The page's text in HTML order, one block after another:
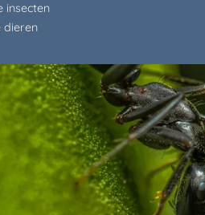
insecten
dieren